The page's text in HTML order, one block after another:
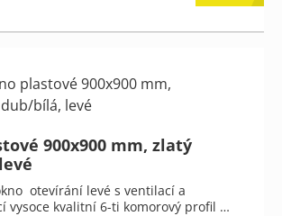
900x900 mm, zlatý
otevírání levé s ventilací a
vysoce kvalitní 6-ti komorový profil …